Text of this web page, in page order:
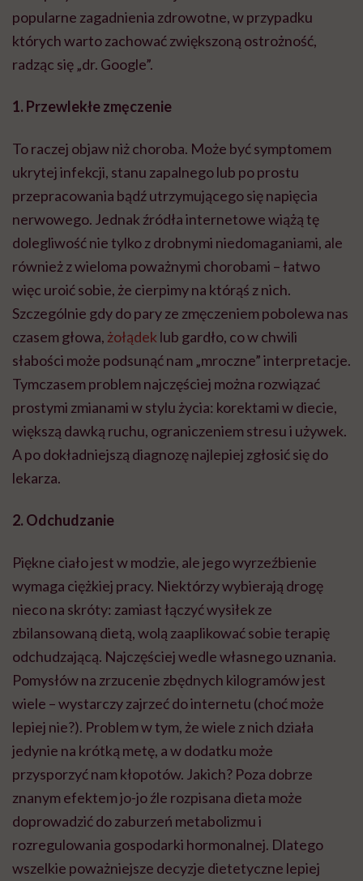
popularne zagadnienia zdrowotne, w przypadku
których warto zachować zwiększoną ostrożność,
radząc się „dr. Google”.
1. Przewlekłe zmęczenie
To raczej objaw niż choroba. Może być symptomem
ukrytej infekcji, stanu zapalnego lub po prostu
przepracowania bądź utrzymującego się napięcia
nerwowego. Jednak źródła internetowe wiążą tę
dolegliwość nie tylko z drobnymi niedomaganiami, ale
również z wieloma poważnymi chorobami – łatwo
więc uroić sobie, że cierpimy na którąś z nich.
Szczególnie gdy do pary ze zmęczeniem pobolewa nas
czasem głowa, żołądek lub gardło, co w chwili
słabości może podsunąć nam „mroczne” interpretacje.
Tymczasem problem najczęściej można rozwiązać
prostymi zmianami w stylu życia: korektami w diecie,
większą dawką ruchu, ograniczeniem stresu i używek.
A po dokładniejszą diagnozę najlepiej zgłosić się do
lekarza.
2. Odchudzanie
Piękne ciało jest w modzie, ale jego wyrzeźbienie
wymaga ciężkiej pracy. Niektórzy wybierają drogę
nieco na skróty: zamiast łączyć wysiłek ze
zbilansowaną dietą, wolą zaaplikować sobie terapię
odchudzającą. Najczęściej wedle własnego uznania.
Pomysłów na zrzucenie zbędnych kilogramów jest
wiele – wystarczy zajrzeć do internetu (choć może
lepiej nie?). Problem w tym, że wiele z nich działa
jedynie na krótką metę, a w dodatku może
przysporzyć nam kłopotów. Jakich? Poza dobrze
znanym efektem jo-jo źle rozpisana dieta może
doprowadzić do zaburzeń metabolizmu i
rozregulowania gospodarki hormonalnej. Dlatego
wszelkie poważniejsze decyzje dietetyczne lepiej